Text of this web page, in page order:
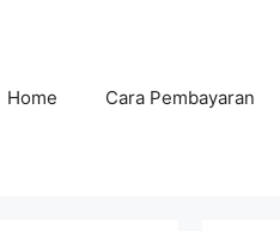
Home Cara Pembayaran